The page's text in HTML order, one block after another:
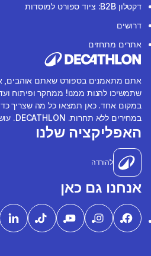
דקטלון B2B: ציוד ספורט למוסדות
דרושים
אתרים מתחזים
אתם מתאמנים בספורט שאתם אוהבים,
שתמשיכו להנות ממנו! ממחקר ופיתוח ועד
במקום אחד. כאן תמצאו כל מה שצריך
במחירים ללא תחרות. DECATHLON. עושים ספורט יחד!
האפליקציה שלנו
להורדה
אנחנו גם כאן